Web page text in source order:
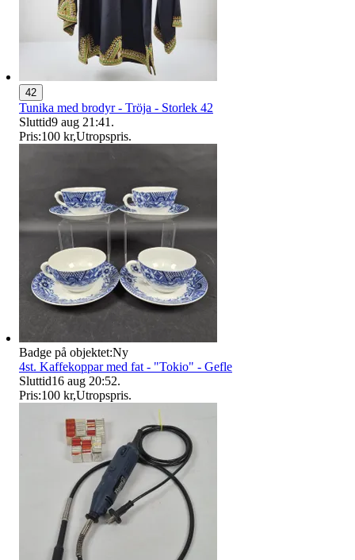
42
Tunika med brodyr - Tröja - Storlek 42
Sluttid9 aug 21:41 .
Pris:100 kr,Utropspris.
Badge på objektet:Ny
4st. Kaffekoppar med fat - "Tokio" - Gefle
Sluttid16 aug 20:52.
Pris:100 kr,Utropspris.